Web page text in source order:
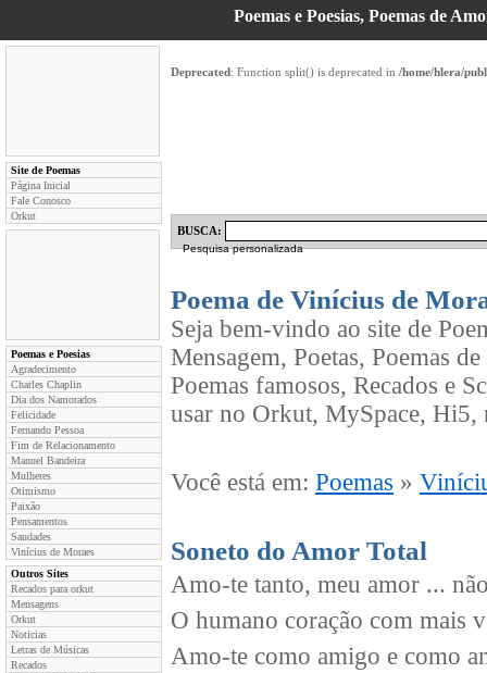
Poemas e Poesias, Poemas de
Site de Poemas
Página Inicial
Fale Conosco
Orkut
Poemas e Poesias
Agradecimento
Charles Chaplin
Dia dos Namorados
Felicidade
Fernando Pessoa
Fim de Relacionamento
Manuel Bandeira
Mulheres
Otimismo
Paixão
Pensamentos
Saudades
Vinícius de Moraes
Outros Sites
Recados para orkut
Mensagens
Orkut
Noticias
Letras de Músicas
Recados
Deprecated: Function split() is deprecated in /home/hlera/
BUSCA:
Pesquisa personalizada
Poema de Vinícius de
Seja bem-vindo ao site de
Mensagem, Poetas, Poemas
Poemas famosos, Recados e
usar no Orkut, MySpace, Hi5,
Você está em: Poemas »
Soneto do Amor Total
Amo-te tanto, meu amor ...
O humano coração com mais
Amo-te como amigo e como